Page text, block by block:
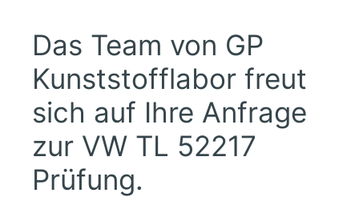
Das Team von GP
Kunststofflabor freut
sich auf Ihre Anfrage
zur VW TL 52217
Prüfung.